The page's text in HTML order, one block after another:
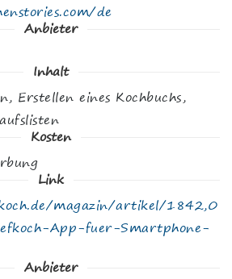
de
Anbieter
Inhalt
Erstellen eines Kochbuchs,
Kosten
Link
magazin/artikel/1842,0
App-fuer-Smartphone-
Anbieter